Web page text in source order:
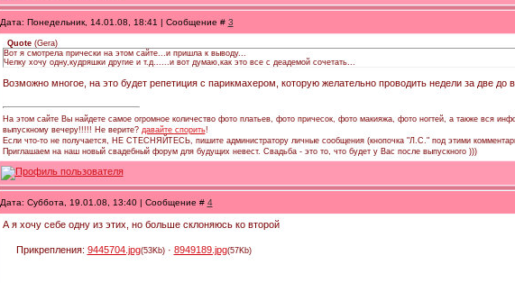
Дата: Понедельник, 14.01.08, 18:41 | Сообщение # 3
Quote(Gera)
Вот я смотрела прически на этом сайте...и пришла к выводу...
Челку хочу одну,кудряшки другие и т.д......и вот думаю,как это все с деадемой сочетать...
Возможно многое, на это будет репетиция с парикмахером, которую желательно проводить недели за две до
На этом сайте Вы найдете самое огромное количество фото платьев, фото причесок, фото макияжа, фото ногтей, а также вся
выпускному вечеру!!!!! Не верите? давайте спорить!
Если что-то не получается, НЕ СТЕСНЯЙТЕСЬ, пишите администратору личные сообщения (кнопочка "Л.С." под этими
Приглашаем на наш новый свадебный форум для будущих невест. Свадьба - это то, что будет у Вас после выпускного )))
Дата: Суббота, 19.01.08, 13:40 | Сообщение # 4
А я хочу себе одну из этих, но больше склоняюсь ко второй
Прикрепления: 9445704.jpg(53Kb)· 8949189.jpg(57Kb)